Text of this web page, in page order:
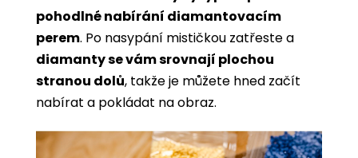
pohodlné nabírání diamantovacím
perem. Po nasypání mističkou zatřeste a
diamanty se vám srovnají plochou
stranou dolů, takže je můžete hned začít
nabírat a pokládat na obraz.